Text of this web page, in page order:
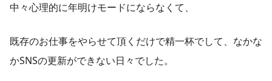
中々心理的に年明けモードにならなくて、
既存のお仕事をやらせて頂くだけで精一杯でして、なかな
かSNSの更新ができない日々でした。